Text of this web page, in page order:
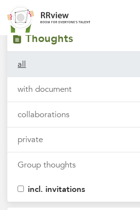
Filters tags
Thoughts
all
with document
collaborations
private
Group thoughts
incl. invitations